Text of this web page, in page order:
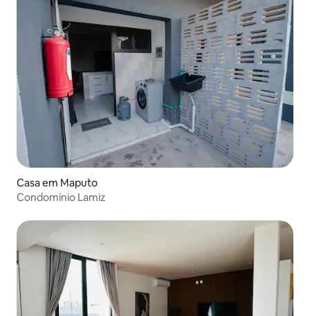
Casa em Maputo
Condomínio Lamiz